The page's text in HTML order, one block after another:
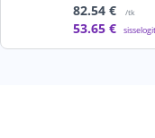
82.54 € /tk
53.65 €